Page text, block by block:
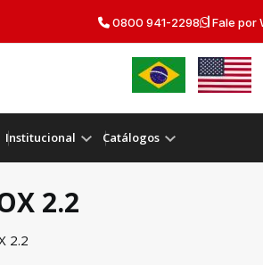
0800 941-2298 Fale por
Institucional Catálogos
2.2
2.2